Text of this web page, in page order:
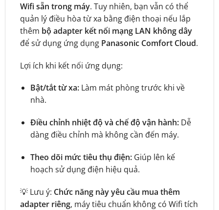
Wifi sẵn trong máy. Tuy nhiên, bạn vẫn có thể
quản lý điều hòa từ xa bằng điện thoại nếu lắp
thêm bộ adapter kết nối mạng LAN không dây
để sử dụng ứng dụng Panasonic Comfort Cloud.
Lợi ích khi kết nối ứng dụng:
Bật/tắt từ xa:Làm mát phòng trước khi về
nhà.
Điều chỉnh nhiệt độ và chế độ vận hành:Dễ
dàng điều chỉnh mà không cần đến máy.
Theo dõi mức tiêu thụ điện:Giúp lên kế
hoạch sử dụng điện hiệu quả.
💡 Lưu ý: Chức năng này yêu cầu mua thêm
adapter riêng, máy tiêu chuẩn không có Wifi tích